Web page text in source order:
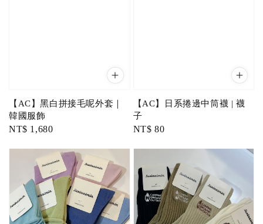
【AC】黑白拼接毛呢外套｜
韓國服飾
Regular
NT$ 1,680
【AC】日系捲邊中筒襪 | 襪
子
Regular
NT$ 80